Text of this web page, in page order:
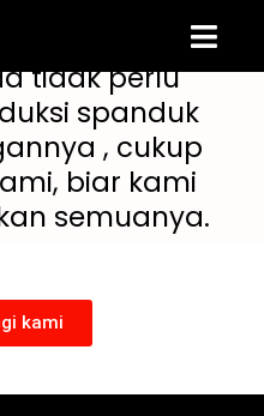
tidak perlu
spanduk
, cukup
biar kami
semuanya.
kami